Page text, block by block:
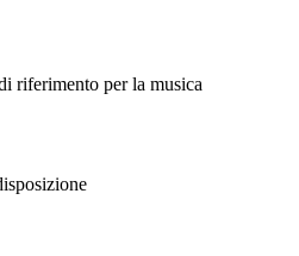
riferimento per la musica